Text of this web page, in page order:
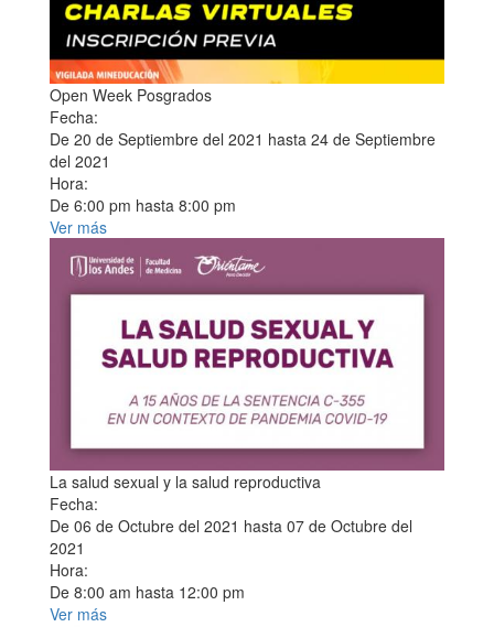
Open Week Posgrados
Fecha:
De 20 de Septiembre del 2021 hasta 24 de Septiembre
del 2021
Hora:
De 6:00 pm hasta 8:00 pm
Ver más
La salud sexual y la salud reproductiva
Fecha:
De 06 de Octubre del 2021 hasta 07 de Octubre del
2021
Hora:
De 8:00 am hasta 12:00 pm
Ver más